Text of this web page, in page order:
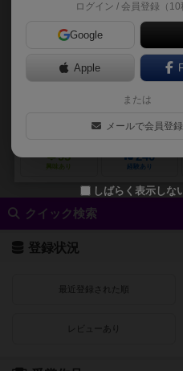
30分前後
作品説明文の
トム・シェープス（Tom
トーマス・クレイ（Thomas
ゴルトジーバー シュピーレ（
95
興味あり
240
経験あり
クイック検索
登録状況
最近登録された順
レビューあり
ログイン / 会員登録（10
Google
Apple
または
メールで会員登録
しばらく表示しな